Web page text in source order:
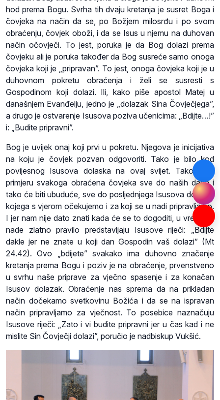
hod prema Bogu. Svrha tih dvaju kretanja je susret Boga i
čovjeka na način da se, po Božjem milosrđu i po svom
obraćenju, čovjek oboži, i da se Isus u njemu na duhovan
način očovječi. To jest, poruka je da Bog dolazi prema
čovjeku ali je poruka također da Bog susreće samo onoga
čovjeka koji je „pripravan”. To jest, onoga čovjeka koji je u
duhovnom pokretu obraćenja i želi se susresti s
Gospodinom koji dolazi. Ili, kako piše apostol Matej u
današnjem Evanđelju, jedno je „dolazak Sina Čovječjega”,
a drugo je ostvarenje Isusova poziva učenicima: „Bdijte…!”
i: „Budite pripravni”.
Bog je uvijek onaj koji prvi u pokretu. Njegova je inicijativa
na koju je čovjek pozvan odgovoriti. Tako je bilo kod
povijesnog Isusova dolaska na ovaj svijet. Tako je u
primjeru svakoga obraćena čovjeka sve do naših dana i
tako će biti ubuduće, sve do posljednjega Isusova dolaska
kojega s vjerom očekujemo i za koji se u nadi pripravljamo.
I jer nam nije dato znati kada će se to dogoditi, u vremenu
nade zlatno pravilo predstavljaju Isusove riječi: „Bdijte
dakle jer ne znate u koji dan Gospodin vaš dolazi” (Mt
24.42). Ovo „bdijete” svakako ima duhovno značenje
kretanja prema Bogu i poziv je na obraćenje, prvenstveno
u svrhu naše priprave za vječno spasenje i za konačan
Isusov dolazak. Obraćenje nas sprema da na prikladan
način dočekamo svetkovinu Božića i da se na ispravan
način pripravljamo za vječnost. To posebice naznačuju
Isusove riječi: „Zato i vi budite pripravni jer u čas kad i ne
mislite Sin Čovječji dolazi”, poručio je nadbiskup Vukšić.